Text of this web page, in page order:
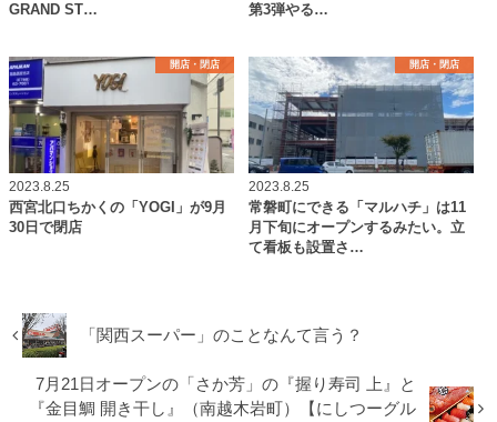
GRAND ST…
第3弾やる…
開店・閉店
2023.8.25
西宮北口ちかくの「YOGI」が9月
30日で閉店
開店・閉店
2023.8.25
常磐町にできる「マルハチ」は11
月下旬にオープンするみたい。立
て看板も設置さ…
「関西スーパー」のことなんて言う？
7月21日オープンの「さか芳」の『握り寿司 上』と
『金目鯛 開き干し』（南越木岩町）【にしつーグル